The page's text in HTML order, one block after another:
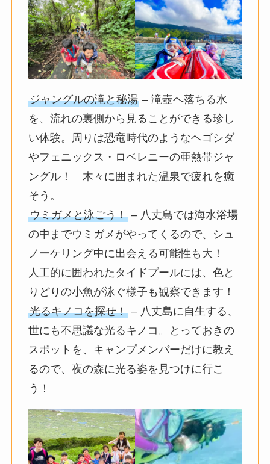
ジャングルの滝と秘湯– 滝壺へ落ちる水
を、流れの裏側から見ることができる珍し
い体験。周りは恐竜時代のようなヘゴシダ
やフェニックス・ロベレニーの亜熱帯ジャ
ングル！ 木々に囲まれた温泉で疲れを癒
そう。
ウミガメと泳ごう！– 八丈島では海水浴場
の中までウミガメがやってくるので、シュ
ノーケリング中に出会える可能性も大！
人工的に囲われたタイドプールには、色と
りどりの小魚が泳ぐ様子も観察できます！
光るキノコを探せ！– 八丈島に自生する、
世にも不思議な光るキノコ。とっておきの
スポットを、キャンプメンバーだけに教え
るので、夜の森に光る姿を見つけに行こ
う！